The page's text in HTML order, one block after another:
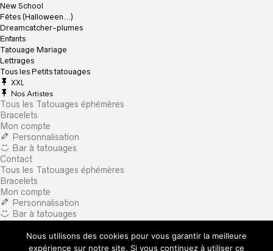
New School
Fêtes (Halloween…)
Dreamcatcher-plumes
Enfants
Tatouage Mariage
Lettrages
Tous les Petits tatouages
XXL
Nos Artistes
Tous les Tatouages éphémères
Bracelets
Mon compte
Personnalisation
Bar à tatouages
Contact
Tous les Tatouages éphémères
Bracelets
Mon compte
Personnalisation
Bar à tatouages
Nous utilisons des cookies pour vous garantir la meilleure
expérience sur notre site. Si vous continuez à utiliser ce